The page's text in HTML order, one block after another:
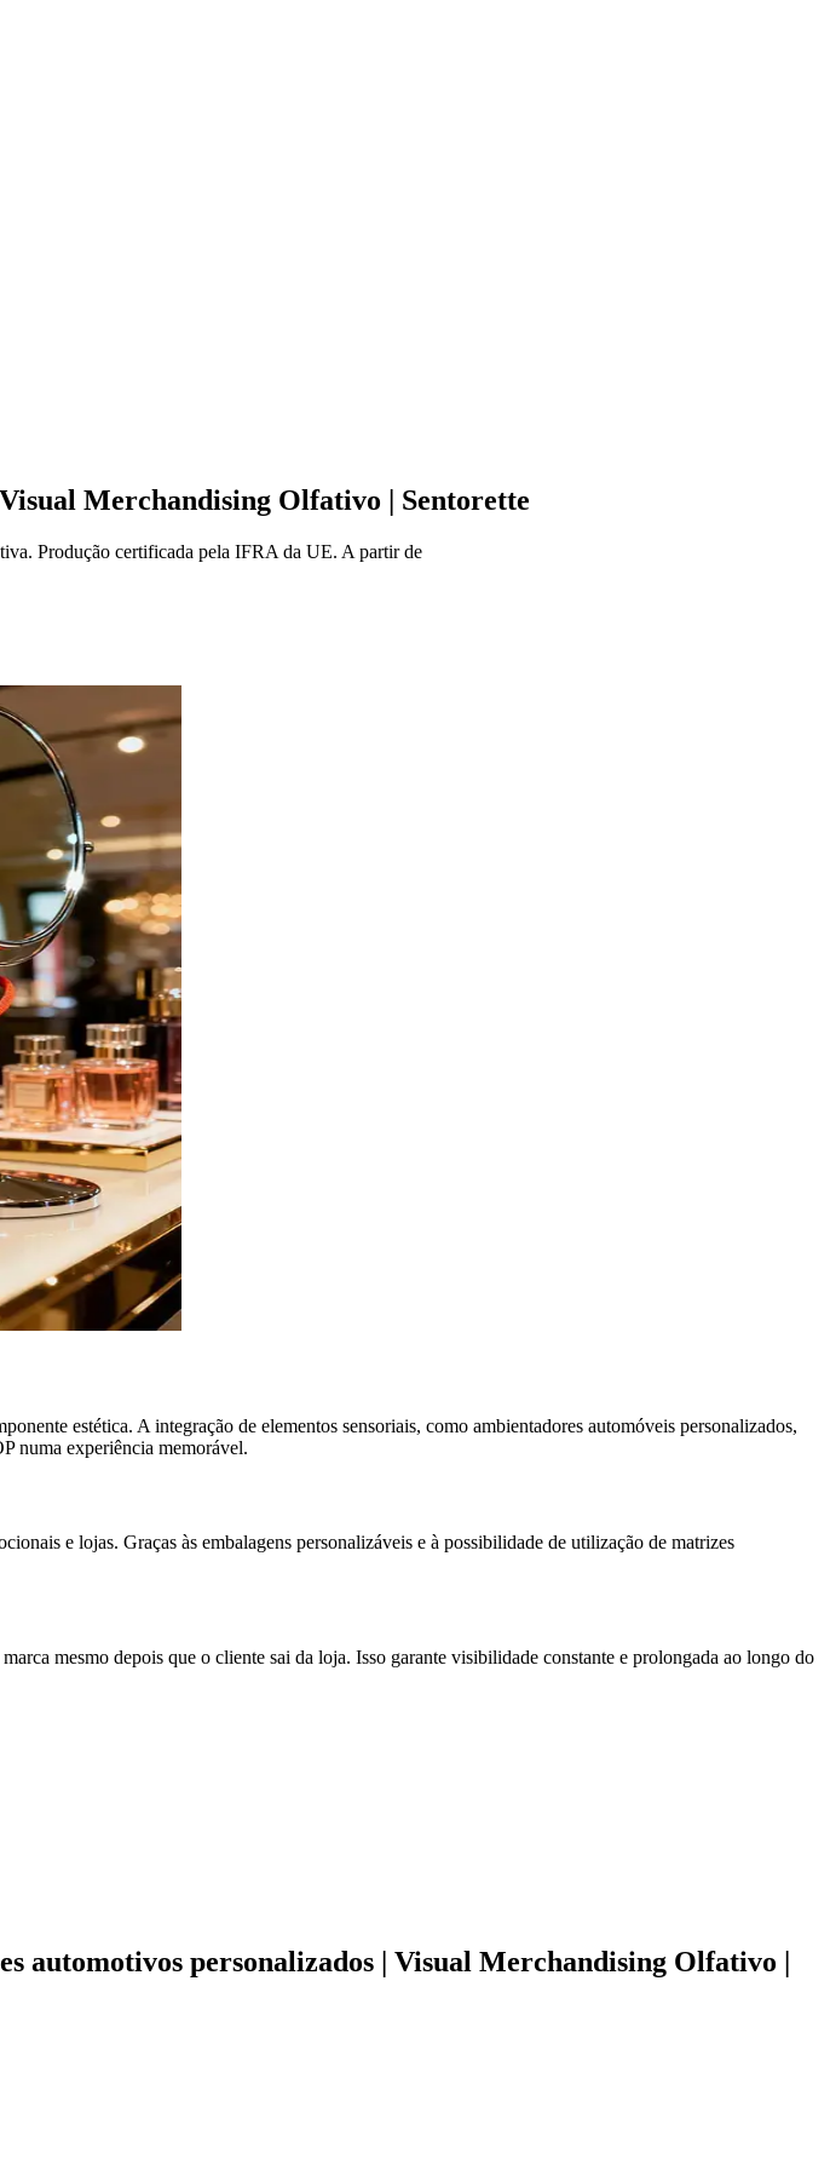
Merchandising Olfativo | Sentorette
Produção certificada pela IFRA da UE. A partir de
estética. A integração de elementos sensoriais, como ambientadores automóveis personalizados,
numa experiência memorável.
e lojas. Graças às embalagens personalizáveis ​​e à possibilidade de utilização de matrizes
mesmo depois que o cliente sai da loja. Isso garante visibilidade constante e prolongada ao longo do
automotivos personalizados | Visual Merchandising Olfativo |